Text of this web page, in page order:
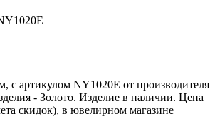
с артикулом NY1020E от производителя
- Золото. Изделие в наличии. Цена
скидок), в ювелирном магазине